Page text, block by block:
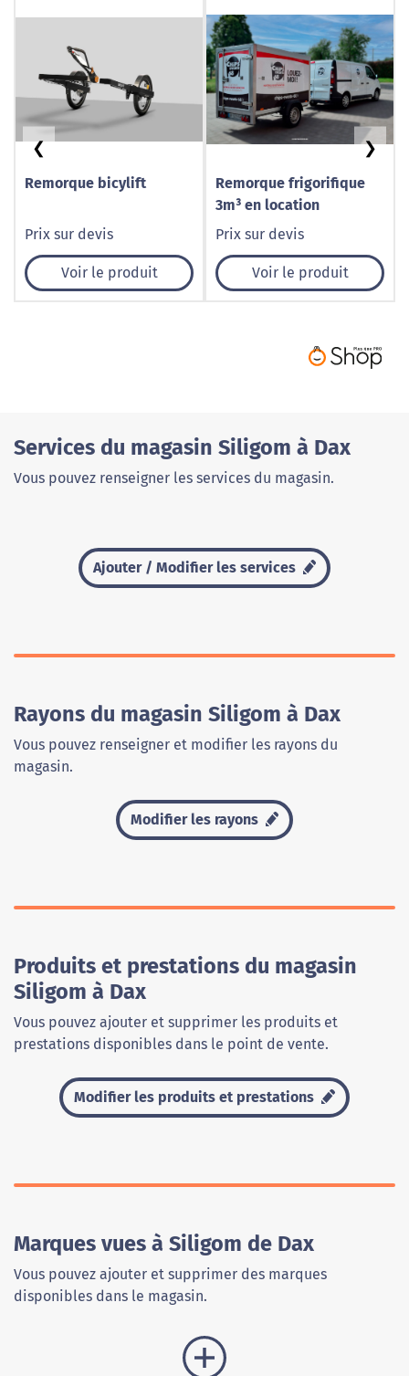
Remorque bicylift
Prix sur devis
Voir le produit
Remorque frigorifique
3m³ en location
Prix sur devis
Voir le produit
❮ ❯
Services du magasin Siligom à Dax
Vous pouvez renseigner les services du magasin.
Ajouter / Modifier les services
Rayons du magasin Siligom à Dax
Vous pouvez renseigner et modifier les rayons du
magasin.
Modifier les rayons
Produits et prestations du magasin
Siligom à Dax
Vous pouvez ajouter et supprimer les produits et
prestations disponibles dans le point de vente.
Modifier les produits et prestations
Marques vues à Siligom de Dax
Vous pouvez ajouter et supprimer des marques
disponibles dans le magasin.